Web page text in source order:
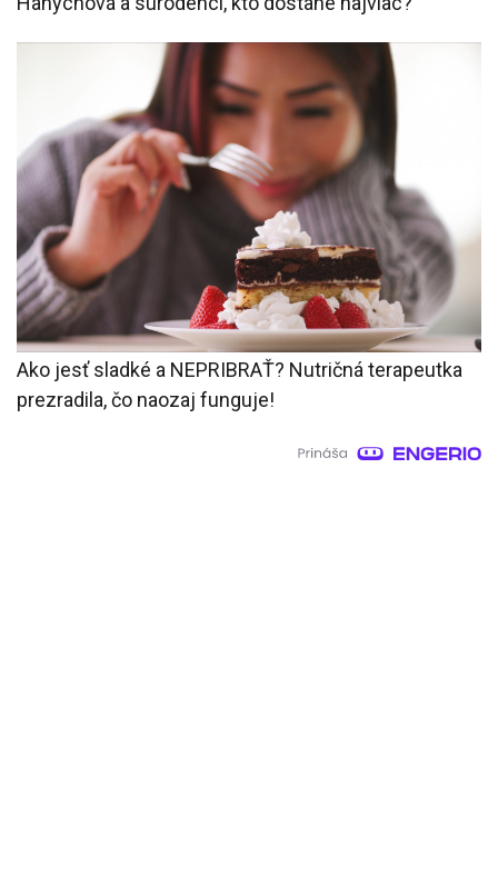
Ako jesť sladké a NEPRIBRAŤ? Nutričná terapeutka
prezradila, čo naozaj funguje!